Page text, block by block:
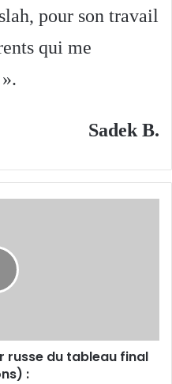
pour son travail
qui me
Sadek B.
russe du tableau final
: